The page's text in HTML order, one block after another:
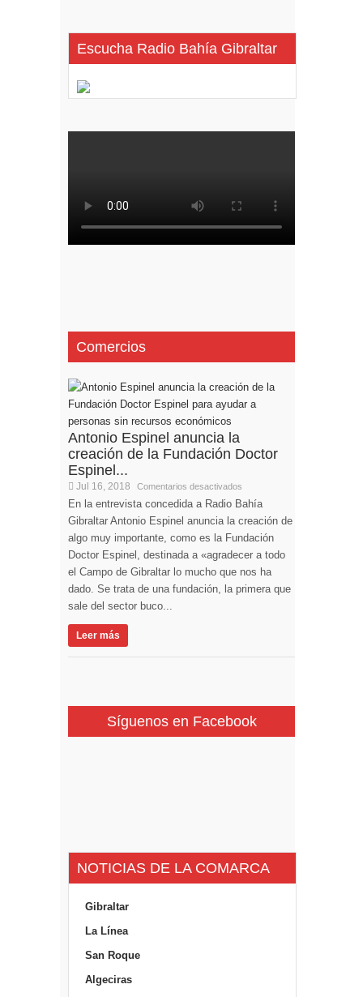
Escucha Radio Bahía Gibraltar
Comercios
Antonio Espinel anuncia la
creación de la Fundación Doctor
Espinel...
Jul 16, 2018 Comentarios desactivados
En la entrevista concedida a Radio Bahía
Gibraltar Antonio Espinel anuncia la creación de
algo muy importante, como es la Fundación
Doctor Espinel, destinada a «agradecer a todo
el Campo de Gibraltar lo mucho que nos ha
dado. Se trata de una fundación, la primera que
sale del sector buco...
Leer más
Síguenos en Facebook
NOTICIAS DE LA COMARCA
Gibraltar
La Línea
San Roque
Algeciras